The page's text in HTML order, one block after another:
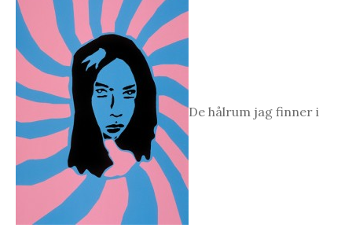
De hålrum jag finner i